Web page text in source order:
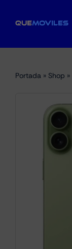
My account
Checkout
Portada » Shop »